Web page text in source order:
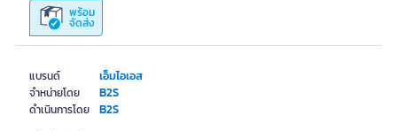
แบรนด์ เอ็มไอเอส
จำหน่ายโดย B2S
ดำเนินการโดย B2S
พร้อม
จัดส่ง